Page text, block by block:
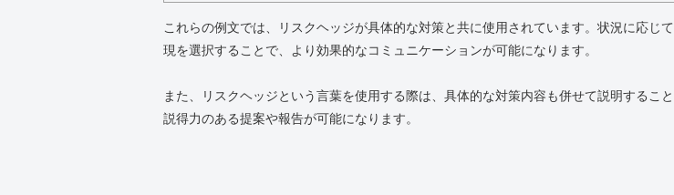
これらの例文では、リスクヘッジが具体的な対策と共に使用されています。状況に応じ
現を選択することで、より効果的なコミュニケーションが可能になります。
また、リスクヘッジという言葉を使用する際は、具体的な対策内容も併せて説明するこ
説得力のある提案や報告が可能になります。